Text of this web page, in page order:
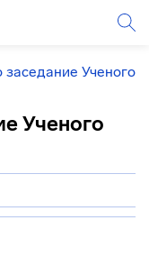
Ученого
Ученого